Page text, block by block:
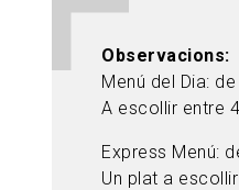
Observacions
Menú del Dia:
A escollir entre
Express Menú:
Un plat a